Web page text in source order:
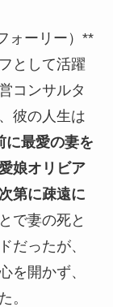
ォーリー）**
として活躍
コンサルタ
彼の人生は
に最愛の妻を
娘オリビア
第に疎遠に
で妻の死と
だったが、
を開かず、
。